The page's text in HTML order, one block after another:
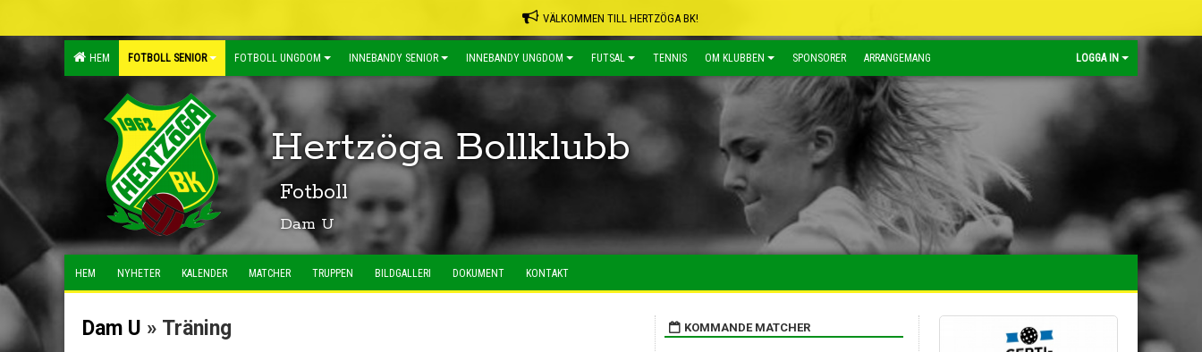
VÄLKOMMEN TILL HERTZÖGA BK!
HEM FOTBOLL SENIOR FOTBOLL UNGDOM INNEBANDY SENIOR INNEBANDY UNGDOM FUTSAL TENNIS OM KLUBBEN SPONSORER ARRANGEMANG LOGGA IN
Hertzöga Bollklubb
Fotboll
Dam U
HEM NYHETER KALENDER MATCHER TRUPPEN BILDGALLERI DOKUMENT KONTAKT
Dam U » Träning KOMMANDE MATCHER